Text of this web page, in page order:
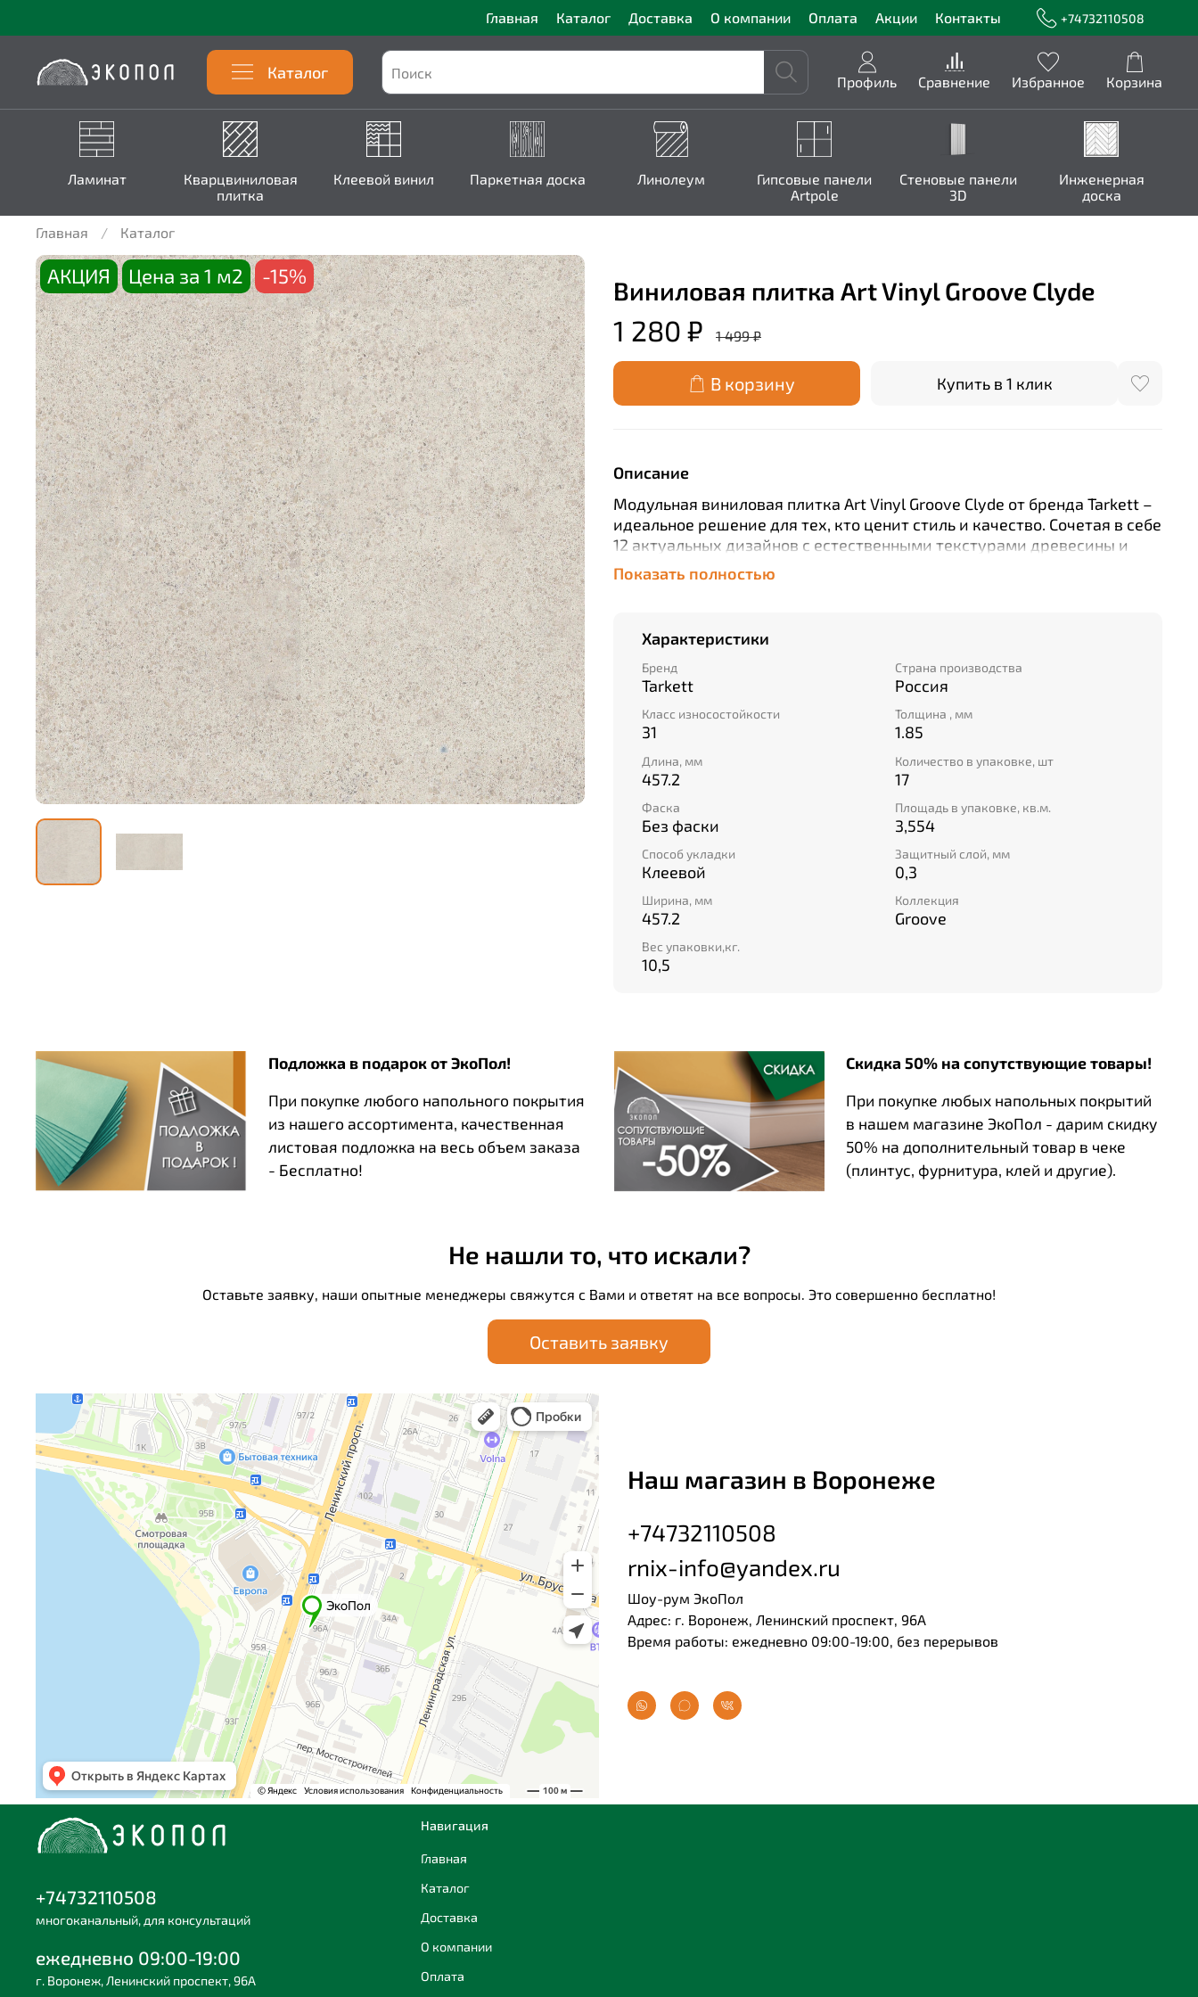
Главная Каталог Доставка О компании Оплата Акции Контакты +74732110508
Каталог Профиль Сравнение Избранное Корзина
Ламинат
Кварцвиниловая
плитка
Клеевой винил Паркетная доска Линолеум
Гипсовые панели
Artpole
Стеновые панели
3D
Инженерная
доска
Главная Каталог
АКЦИЯ Цена за 1 м2 -15% Виниловая плитка Art Vinyl Groove Clyde
1 280 ₽ 1 499 ₽
В корзину Купить в 1 клик
Описание
Модульная виниловая плитка Art Vinyl Groove Clyde от бренда Tarkett –
идеальное решение для тех, кто ценит стиль и качество. Сочетая в себе
12 актуальных дизайнов с естественными текстурами древесины и
камня, она станет прекрасным дополнением любого интерьера.
Благодаря классу износостойкости 31 и толщине 1.85 мм, эта плитка
быстро и просто создать желаемый дизайн пола. Отсутствие фаски
делает поверхность гладкой и ровной, что облегчает уборку и
поддержание чистоты. Эта продукция произведена на заводе,
прошедшем сертификацию по международному стандарту ISO 9001,
гарантирующему высокое качество каждого элемента.
Показать полностью
Характеристики
Бренд
Tarkett
Страна производства
Россия
Класс износостойкости
31
Толщина , мм
1.85
Длина, мм
457.2
Количество в упаковке, шт
17
Фаска
Без фаски
Площадь в упаковке, кв.м.
3,554
Способ укладки
Клеевой
Защитный слой, мм
0,3
Ширина, мм
457.2
Коллекция
Groove
Вес упаковки,кг.
10,5
Подложка в подарок от ЭкоПол!
При покупке любого напольного покрытия
из нашего ассортимента, качественная
листовая подложка на весь объем заказа
- Бесплатно!
Скидка 50% на сопутствующие товары!
При покупке любых напольных покрытий
в нашем магазине ЭкоПол - дарим скидку
50% на дополнительный товар в чеке
(плинтус, фурнитура, клей и другие).
Не нашли то, что искали?
Оставьте заявку, наши опытные менеджеры свяжутся с Вами и ответят на все вопросы. Это совершенно бесплатно!
Оставить заявку
Наш магазин в Воронеже
+74732110508
rnix-info@yandex.ru
Шоу-рум ЭкоПол
Адрес: г. Воронеж, Ленинский проспект, 96А
Время работы: ежедневно 09:00-19:00, без перерывов
Навигация
Главная
Каталог
Доставка
О компании
Оплата
+74732110508
многоканальный, для консультаций
ежедневно 09:00-19:00
г. Воронеж, Ленинский проспект, 96А